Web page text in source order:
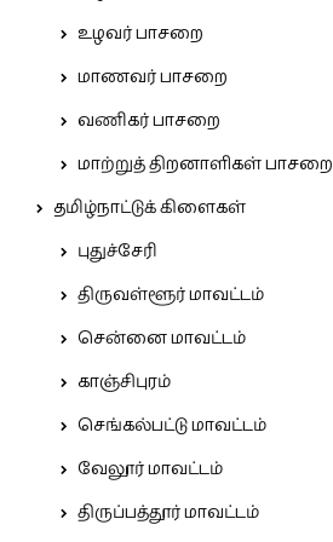
உழவர் பாசறை
மாணவர் பாசறை
வணிகர் பாசறை
மாற்றுத் திறனாளிகள் பாசறை
தமிழ்நாட்டுக் கிளைகள்
புதுச்சேரி
திருவள்ளூர் மாவட்டம்
சென்னை மாவட்டம்
காஞ்சிபுரம்
செங்கல்பட்டு மாவட்டம்
வேலூர் மாவட்டம்
திருப்பத்தூர் மாவட்டம்